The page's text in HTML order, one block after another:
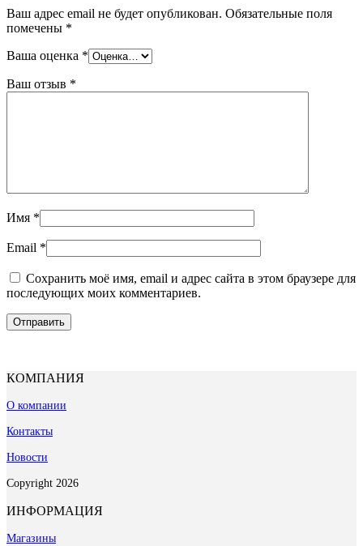
Ваш адрес email не будет опубликован. Обязательные поля
помечены *
Ваша оценка *
Ваш отзыв *
Имя *
Email *
Сохранить моё имя, email и адрес сайта в этом браузере для
последующих моих комментариев.
КОМПАНИЯ
О компании
Контакты
Новости
Copyright 2026
ИНФОРМАЦИЯ
Магазины